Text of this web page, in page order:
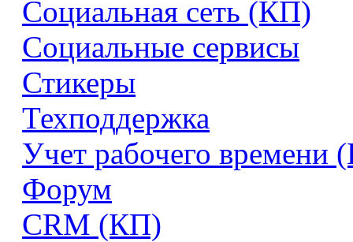
Социальная сеть (КП)
Социальные сервисы
Стикеры
Техподдержка
Учет рабочего времени
Форум
CRM (КП)